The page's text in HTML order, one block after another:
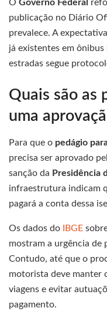
O Governo Federal
publicação no Diário
prevalece. A
já existentes em
estradas segue
Quais são as
uma
Para que o pedágio
precisa ser aprovado
sanção da Presidência
infraestrutura indicam
pagará a conta dessa
Os dados do IBGE
mostram a urgência de
Contudo, até que o
motorista deve manter
viagens e evitar
pagamento.